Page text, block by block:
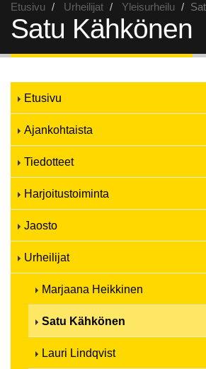
Etusivu Urheilijat Yleisurheilu
Satu Kähkönen
Etusivu
Ajankohtaista
Tiedotteet
Harjoitustoiminta
Jaosto
Urheilijat
Marjaana Heikkinen
Satu Kähkönen
Lauri Lindqvist